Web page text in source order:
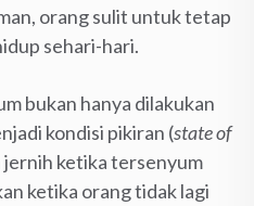
orang sulit untuk tetap
sehari-hari.
bukan hanya dilakukan
kondisi pikiran (state of
jernih ketika tersenyum
ketika orang tidak lagi